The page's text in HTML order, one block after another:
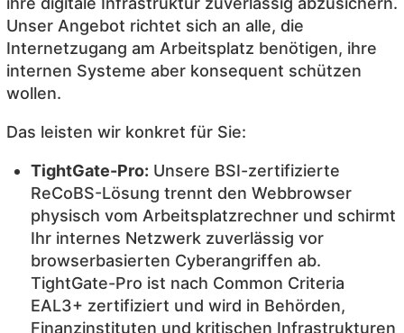
Unser Angebot richtet sich an alle, die
Internetzugang am Arbeitsplatz benötigen, ihre
internen Systeme aber konsequent schützen
wollen.
Das leisten wir konkret für Sie:
TightGate-Pro: Unsere BSI-zertifizierte
ReCoBS-Lösung trennt den Webbrowser
physisch vom Arbeitsplatzrechner und schirmt
Ihr internes Netzwerk zuverlässig vor
browserbasierten Cyberangriffen ab.
TightGate-Pro ist nach Common Criteria
EAL3+ zertifiziert und wird in Behörden,
Finanzinstituten und kritischen Infrastrukturen